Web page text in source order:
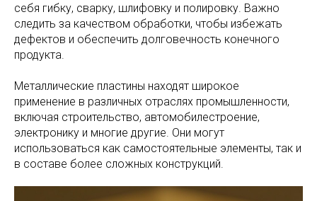
себя гибку, сварку, шлифовку и полировку. Важно
следить за качеством обработки, чтобы избежать
дефектов и обеспечить долговечность конечного
продукта.
Металлические пластины находят широкое
применение в различных отраслях промышленности,
включая строительство, автомобилестроение,
электронику и многие другие. Они могут
использоваться как самостоятельные элементы, так и
в составе более сложных конструкций.